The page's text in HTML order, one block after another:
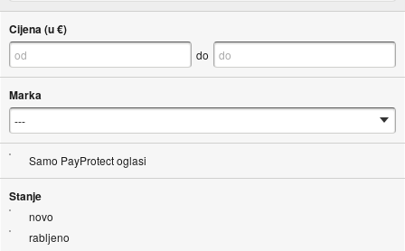
Cijena (u €)
do
Marka
Samo PayProtect oglasi
Stanje
novo
rabljeno